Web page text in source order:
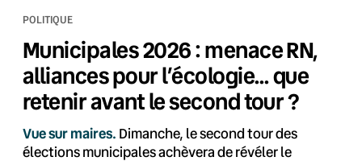
POLITIQUE
Municipales 2026 : menace RN,
alliances pour l’écologie… que
retenir avant le second tour ?
Vue sur maires. Dimanche, le second tour des
élections municipales achèvera de révéler le